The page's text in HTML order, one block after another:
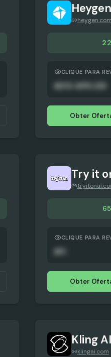
heygen.com
CLIQUE PARA
Obter
Try it
CLIQUE PARA
Obter
Kling AI
klingai.com